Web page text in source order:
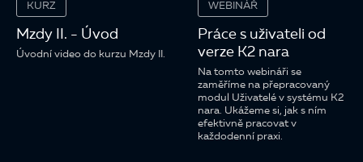
KURZ
Mzdy II. - Úvod
Úvodní video do kurzu Mzdy II.
WEBINÁŘ
Práce s uživateli od
verze K2 nara
Na tomto webináři se
zaměříme na přepracovaný
modul Uživatelé v systému K2
nara. Ukážeme si, jak s ním
efektivně pracovat v
každodenní praxi.